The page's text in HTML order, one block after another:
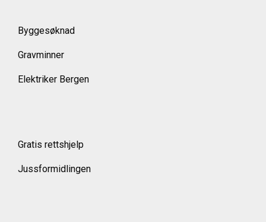
Byggesøknad
Gravminner
Elektriker Bergen
Gratis rettshjelp
Jussformidlingen